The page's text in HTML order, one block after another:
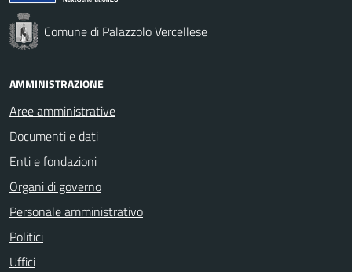
Comune di Palazzolo Vercellese
AMMINISTRAZIONE
Aree amministrative
Documenti e dati
Enti e fondazioni
Organi di governo
Personale amministrativo
Politici
Uffici